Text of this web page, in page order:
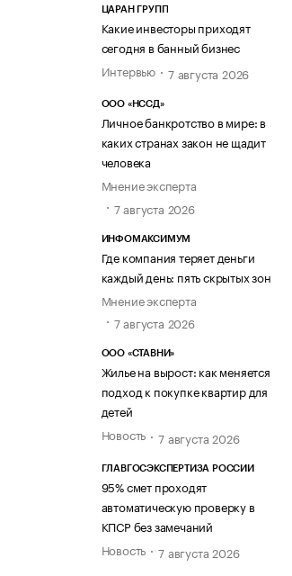
ЦАРАН ГРУПП
Какие инвесторы приходят
сегодня в банный бизнес
Интервью
7 августа 2026
ООО «НССД»
Личное банкротство в мире: в
каких странах закон не щадит
человека
Мнение эксперта
7 августа 2026
ИНФОМАКСИМУМ
Где компания теряет деньги
каждый день: пять скрытых зон
Мнение эксперта
7 августа 2026
ООО «СТАВНИ»
Жилье на вырост: как меняется
подход к покупке квартир для
детей
Новость
7 августа 2026
ГЛАВГОСЭКСПЕРТИЗА РОССИИ
95% смет проходят
автоматическую проверку в
КПСР без замечаний
Новость
7 августа 2026